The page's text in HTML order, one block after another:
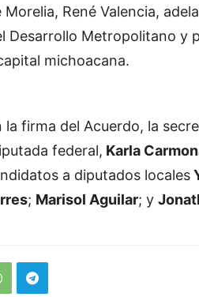
Morelia, René Valencia,
Desarrollo Metropolitano y
michoacana.
la firma del Acuerdo, la
federal, Karla
a diputados locales
; Marisol Aguilar; y